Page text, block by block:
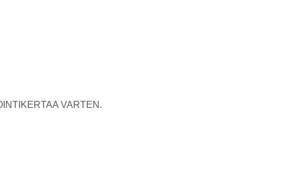
VARTEN.